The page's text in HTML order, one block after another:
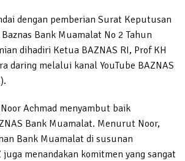
dengan pemberian Surat Keputusan
Bank Muamalat No 2 Tahun
dihadiri Ketua BAZNAS RI, Prof KH
daring melalui kanal YouTube BAZNAS
Achmad menyambut baik
Bank Muamalat. Menurut Noor,
Bank Muamalat di susunan
menandakan komitmen yang sangat